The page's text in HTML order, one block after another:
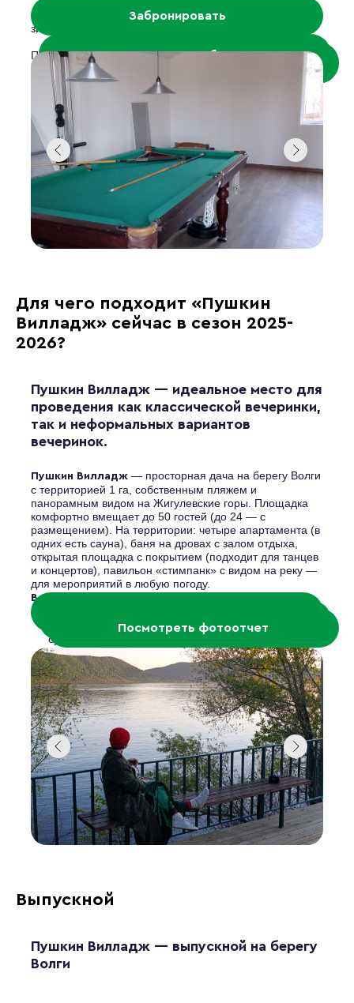
На территории — апартаменты для ночёвки, пирс, снег,
зимний воздух с Волги.
Площадка полностью готова к Новому году —
приезжайте и отмечайте так, как вам удобно. Питание в
стоимость аренды не входит.
Идеально для друзей, семейного праздника и
небольшого корпоратива.
Забронировать
Посмотреть обзоры
Для чего подходит «Пушкин
Вилладж» сейчас в сезон 2025-
2026?
Пушкин Вилладж — просторная дача на берегу Волги
с территорией 1 га, собственным пляжем и
панорамным видом на Жигулевские горы. Площадка
комфортно вмещает до 50 гостей (до 24 — с
размещением). На территории: четыре апартамента (в
одних есть сауна), баня на дровах с залом отдыха,
открытая площадка с покрытием (подходит для танцев
и концертов), павильон «стимпанк» с видом на реку —
для мероприятий в любую погоду.
Возможные форматы:
ночевкой части гостей. Аренда всей площадки на
сутки — для тех, кто хочет провести день и вечер
без ограничений.
Праздник без ночевки— свадьба, корпоратив или
день рождения до полуночи. Вся площадка без
размещения.
Камерные мероприятия до 16 гостей: уютный
день рождения, девичник, семинар, тренинг. Аренда
апартаментов с террасой и гибкой посадкой.
Пушкин Вилладж подойдёт для тех, кто ценит
приватность, размах и возможность сделать всё «под
себя».
Посмотреть обзоры
Посмотреть фотоотчет
Пушкин Вилладж — идеальное место для
проведения как классической вечеринки,
так и неформальных вариантов
вечеринок.
Выпускной
Пушкин Вилладж — выпускной на берегу
Волги